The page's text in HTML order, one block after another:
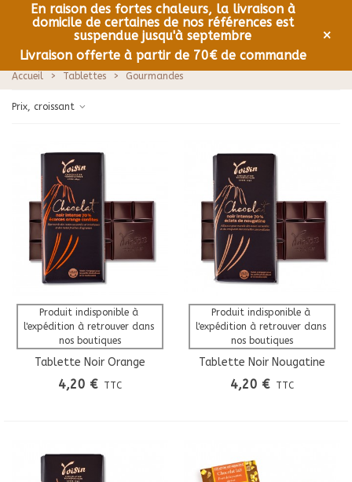
Menu 0
Accueil > Tablettes > Gourmandes
Prix, croissant
Produit indisponible à
l'expédition à retrouver dans
nos boutiques
Tablette Noir Orange
Écorces Confites
4,20 € TTC
Produit indisponible à
l'expédition à retrouver dans
nos boutiques
Tablette Noir Nougatine
Éclats
4,20 € TTC
En raison des fortes chaleurs, la livraison à
domicile de certaines de nos références est
suspendue jusqu'à septembre
Livraison offerte à partir de 70€ de commande
×